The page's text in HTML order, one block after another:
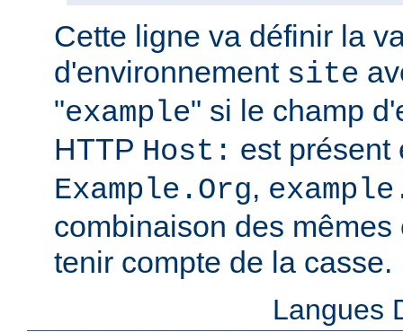
Cette ligne va définir la
d'environnement site
"example" si le champ
HTTP Host: est présent
Example.Org,
combinaison des
tenir compte de la casse.
Langues